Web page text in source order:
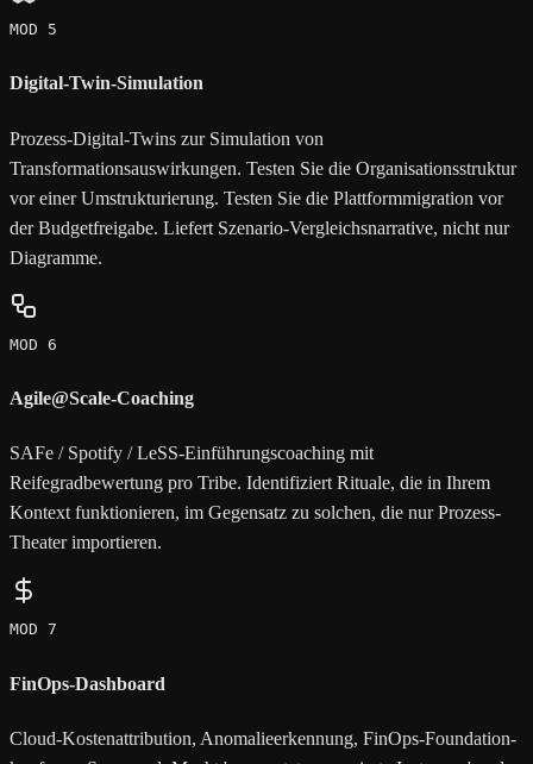
MOD 5
Digital-Twin-Simulation
Prozess-Digital-Twins zur Simulation von
Transformationsauswirkungen. Testen Sie die Organisationsstruktur
vor einer Umstrukturierung. Testen Sie die Plattformmigration vor
der Budgetfreigabe. Liefert Szenario-Vergleichsnarrative, nicht nur
Diagramme.
MOD 6
Agile@Scale-Coaching
SAFe / Spotify / LeSS-Einführungscoaching mit
Reifegradbewertung pro Tribe. Identifiziert Rituale, die in Ihrem
Kontext funktionieren, im Gegensatz zu solchen, die nur Prozess-
Theater importieren.
MOD 7
FinOps-Dashboard
Cloud-Kostenattribution, Anomalieerkennung, FinOps-Foundation-